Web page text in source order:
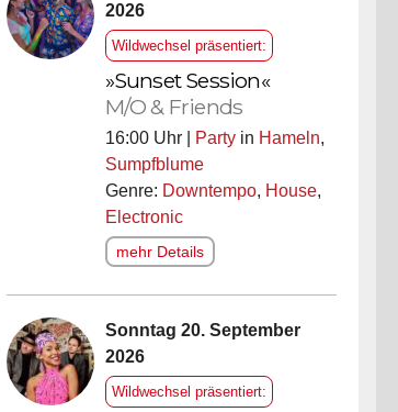
2026
Wildwechsel präsentiert:
»Sunset Session«
M/O & Friends
16:00 Uhr | Partyin Hameln,
Sumpfblume
Genre: Downtempo, House,
Electronic
mehr Details
Sonntag 20. September
2026
Wildwechsel präsentiert: